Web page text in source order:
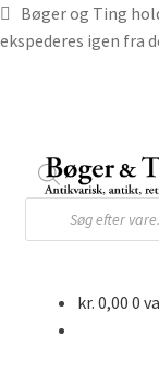
Bøger og Ting
ekspederes igen fra
navigation
indhold
Products
search
kr. 0,00 0